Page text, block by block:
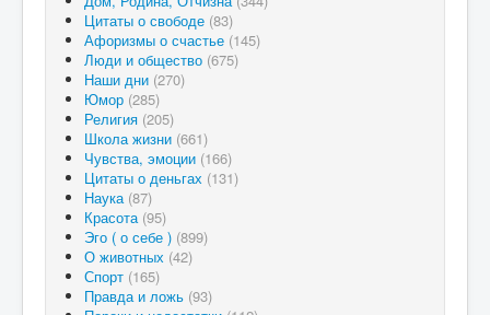
Цитаты о свободе (83)
Афоризмы о счастье (145)
Люди и общество (675)
Наши дни (270)
Юмор (285)
Религия (205)
Школа жизни (661)
Чувства, эмоции (166)
Цитаты о деньгах (131)
Наука (87)
Красота (95)
Эго ( о себе ) (899)
О животных (42)
Спорт (165)
Правда и ложь (93)